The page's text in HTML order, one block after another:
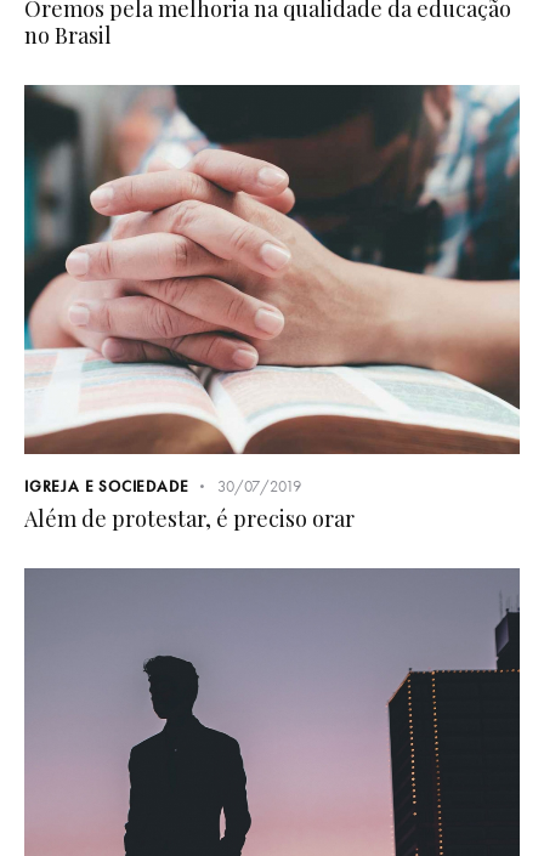
Oremos pela melhoria na qualidade da educação
no Brasil
IGREJA E SOCIEDADE 30/07/2019
Além de protestar, é preciso orar